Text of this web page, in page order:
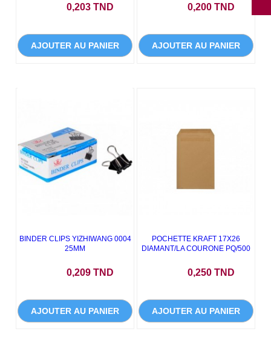
0,203 TND
AJOUTER AU PANIER
0,200 TND
AJOUTER AU PANIER
BINDER CLIPS YIZHIWANG 0004
25MM
0,209 TND
AJOUTER AU PANIER
POCHETTE KRAFT 17X26
DIAMANT/LA COURONE PQ/500
0,250 TND
AJOUTER AU PANIER